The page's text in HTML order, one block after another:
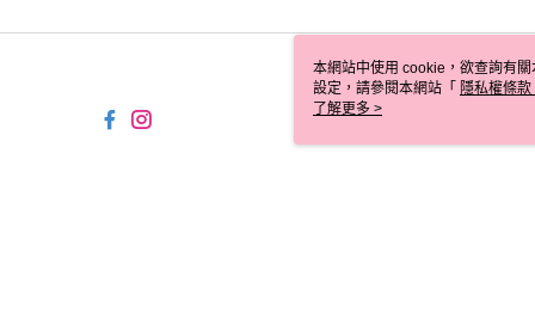
本網站中使用 cookie，欲查詢有
設定，請參閱本網站「 隱私權條款
使用 cookie。
了解更多 >